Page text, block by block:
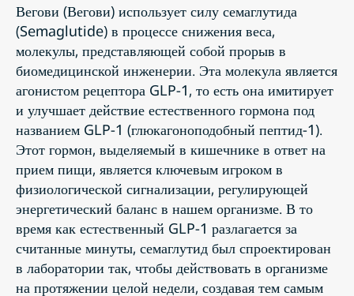
Вегови (Вегови) использует силу семаглутида
(Semaglutide) в процессе снижения веса,
молекулы, представляющей собой прорыв в
биомедицинской инженерии. Эта молекула является
агонистом рецептора GLP-1, то есть она имитирует
и улучшает действие естественного гормона под
названием GLP-1 (глюкагоноподобный пептид-1).
Этот гормон, выделяемый в кишечнике в ответ на
прием пищи, является ключевым игроком в
физиологической сигнализации, регулирующей
энергетический баланс в нашем организме. В то
время как естественный GLP-1 разлагается за
считанные минуты, семаглутид был спроектирован
в лаборатории так, чтобы действовать в организме
на протяжении целой недели, создавая тем самым